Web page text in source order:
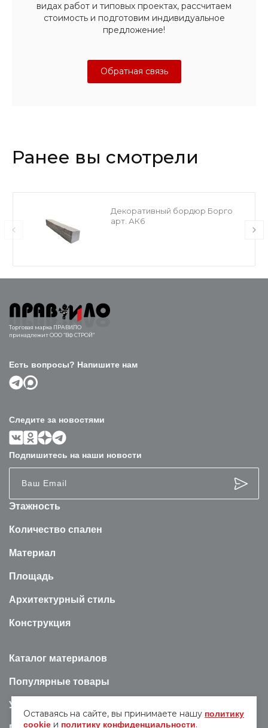
видах работ и типовых проектах, рассчитаем
стоимость и подготовим индивидуальное
предложение!
Обратная связь
Ранее вы смотрели
Декоративный бордюр Борго
арт. АК6
Торговая марка ПРАВИЛО
принадлежит ООО “ВФ СТРОЙ”
Есть вопросы? Напишите нам
Следите за новостями
Подпишитесь на наши новости
Этажность
Количество спален
Материал
Площадь
Архитектурный стиль
Конструкция
Каталог материалов
Популярные товары
Услуги
Оставаясь на сайте, вы принимаете нашу политику
cookie и политику конфиденциальности.